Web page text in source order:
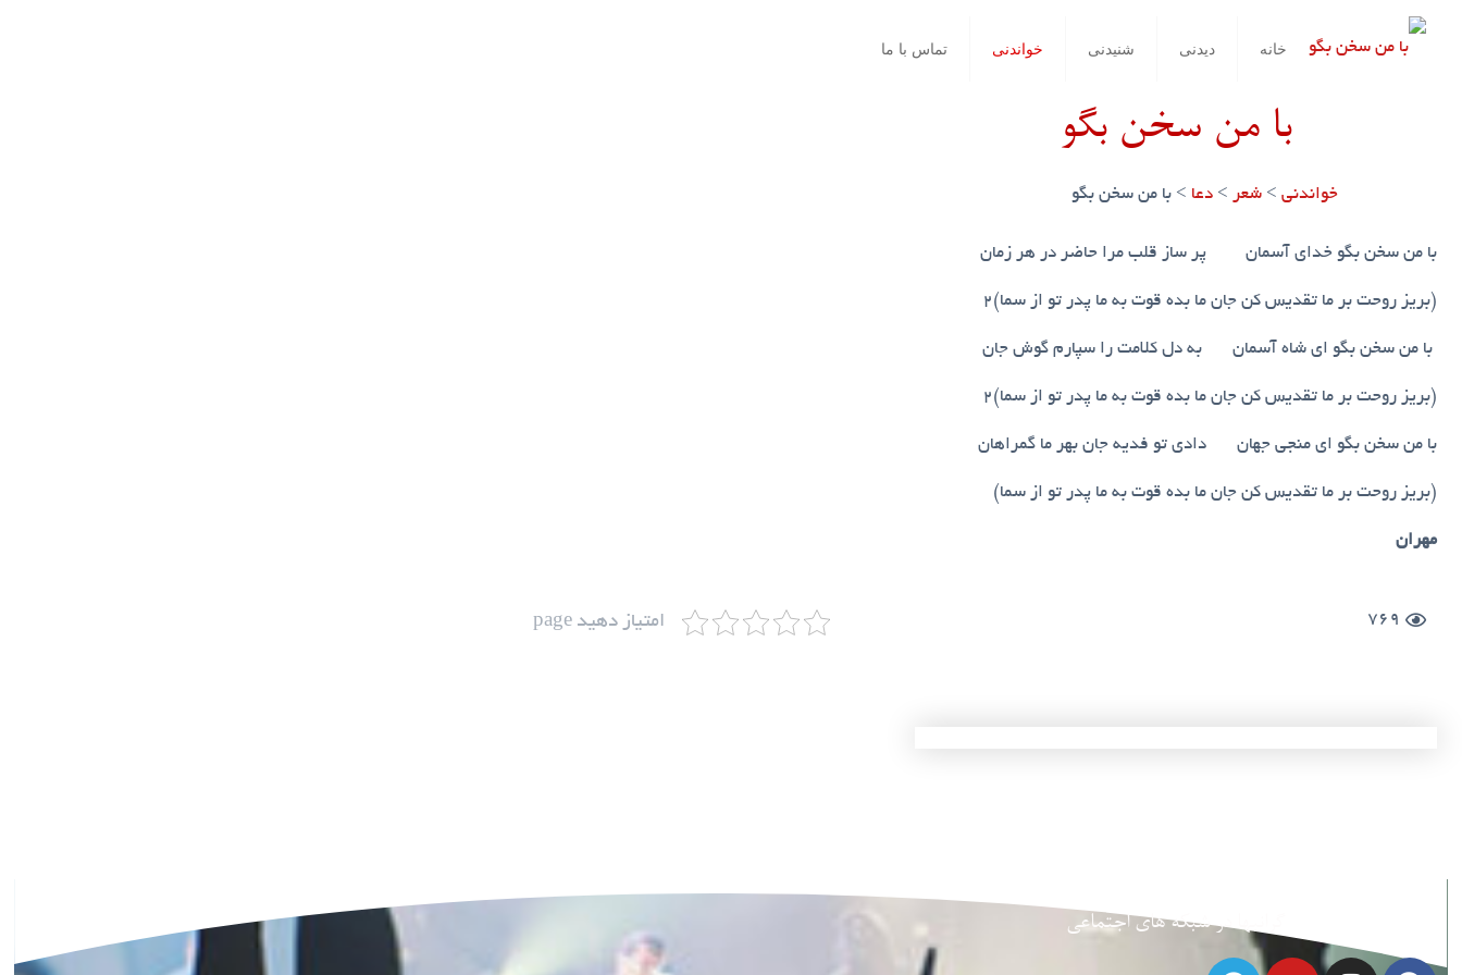
خانه دیدنی شنیدنی خواندنی تماس با ما
با من سخن بگو
خواندنی >شعر >دعا >با من سخن بگو
با من سخن بگو خدای آسمان پر ساز قلب مرا حاضر در هر زمان
(بریز روحت بر ما تقدیس کن جان ما بده قوت به ما پدر تو از سما)۲
با من سخن بگو ای شاه آسمان به دل کلامت را سپارم گوش جان
(بریز روحت بر ما تقدیس کن جان ما بده قوت به ما پدر تو از سما)۲
با من سخن بگو ای منجی جهان دادی تو فدیه جان بهر ما گمراهان
(بریز روحت بر ما تقدیس کن جان ما بده قوت به ما پدر تو از سما)
مهران
769 امتیاز دهید page
گرانبها در شبکه های اجتماعی